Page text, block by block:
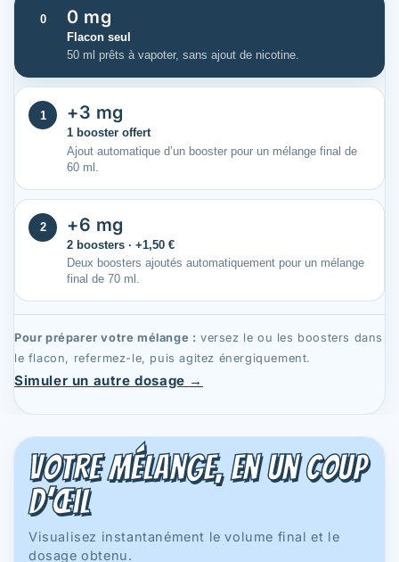
0 0 mg
Flacon seul
50 ml prêts à vapoter, sans ajout de nicotine.
1 +3 mg
1 booster offert
Ajout automatique d’un booster pour un mélange final de
60 ml.
2 +6 mg
2 boosters · +1,50 €
Deux boosters ajoutés automatiquement pour un mélange
final de 70 ml.
Pour préparer votre mélange : versez le ou les boosters dans
le flacon, refermez-le, puis agitez énergiquement.
Simuler un autre dosage →
Votre mélange, en un coup
d’œil
Visualisez instantanément le volume final et le
dosage obtenu.